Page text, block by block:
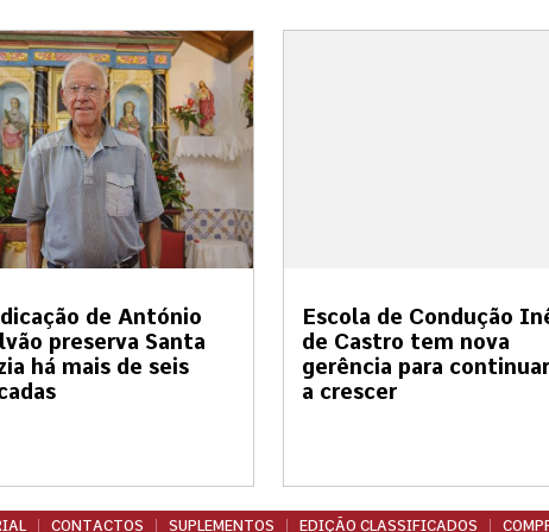
de António
preserva Santa
há mais de seis
Escola de Condução
de Castro tem nova
gerência para continuar
a crescer
CONTACTOS SUPLEMENTOS EDIÇÃO CLASSIFICADOS